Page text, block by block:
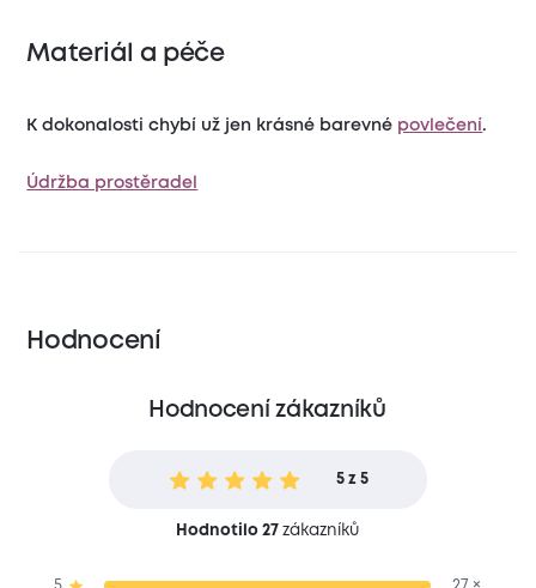
Materiál a péče
K dokonalosti chybí už jen krásné barevné povlečení.
Údržba prostěradel
Hodnocení
Hodnocení zákazníků
5 z 5
Hodnotilo 27 zákazníků